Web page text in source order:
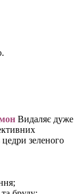
Видаляє дуже
зеленого